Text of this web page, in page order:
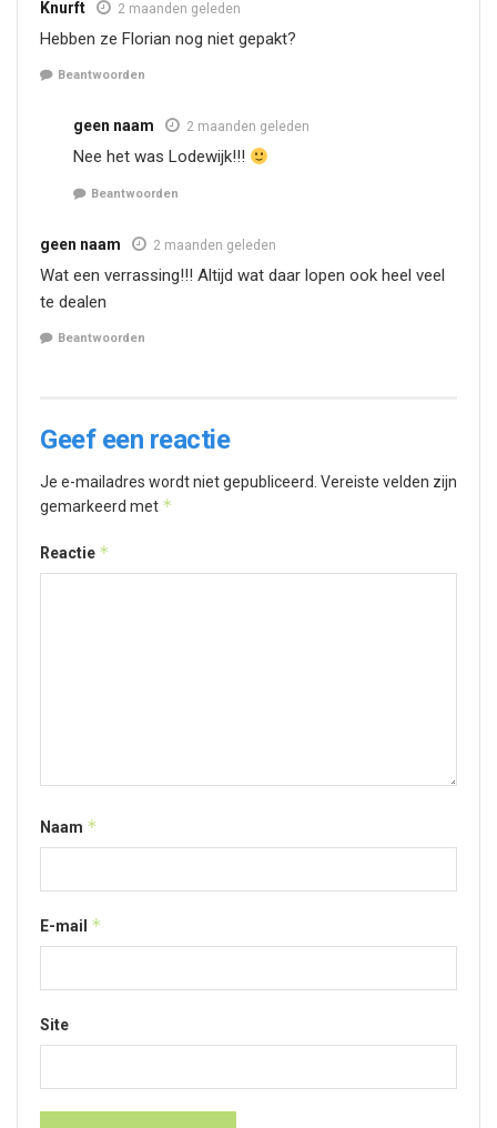
Knurft 2 maanden geleden
Hebben ze Florian nog niet gepakt?
Beantwoorden
geen naam 2 maanden geleden
Nee het was Lodewijk!!!
Beantwoorden
geen naam 2 maanden geleden
Wat een verrassing!!! Altijd wat daar lopen ook heel veel
te dealen
Beantwoorden
Geef een reactie
Je e-mailadres wordt niet gepubliceerd. Vereiste velden zijn
gemarkeerd met *
Reactie *
Naam *
E-mail *
Site